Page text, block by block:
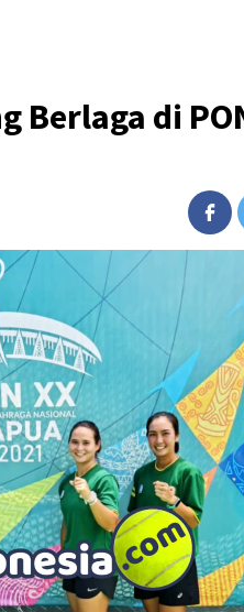
Berlaga di